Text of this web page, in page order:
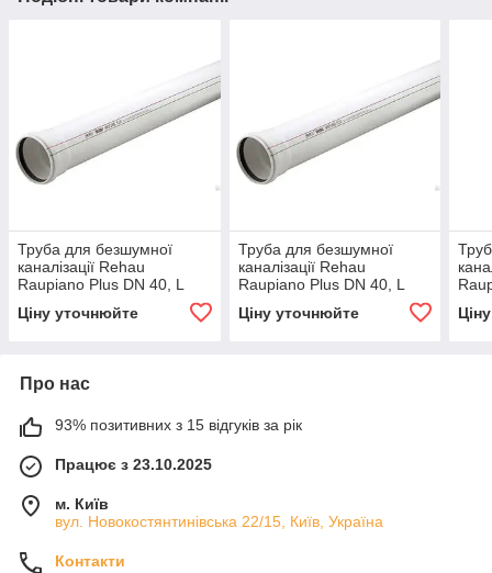
Труба для безшумної
каналізації Rehau
Raupiano Plus DN 40, L
Ціну уточнюйте
Труба для безшумної
каналізації Rehau
Raupiano Plus DN 40, L
Ціну уточнюйте
Про нас
93% позитивних з 15 відгуків за рік
Працює з 23.10.2025
м. Київ
вул. Новокостянтинівська 22/15, Київ, Україна
Контакти